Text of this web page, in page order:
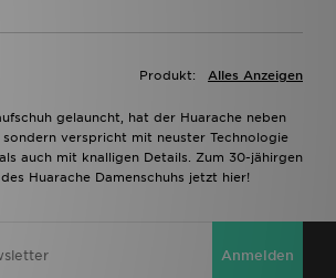
Alles Anzeigen
Produkt:
gelauncht, hat der Huarache neben
verspricht mit neuster Technologie
auch mit knalligen Details. Zum 30-jähirgen
Huarache Damenschuhs jetzt hier!
Anmelden